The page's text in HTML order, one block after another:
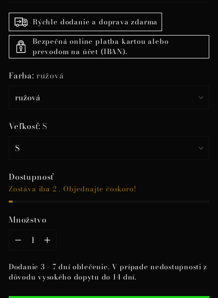
Rýchle dodanie a doprava zdarma
Bezpečná online platba kartou alebo
prevodom na účet (IBAN).
Farba: ružová
Veľkosť:S
Dostupnosť
Zostáva iba 2 . Objednajte čoskoro!
Množstvo
Množstvo
Dodanie 3 - 7 dní oblečenie. V prípade nedostupnosti z
dôvodu vysokého dopytu do 14 dní.